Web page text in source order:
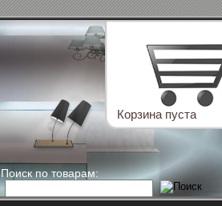
Корзина пуста
Поиск по товарам: